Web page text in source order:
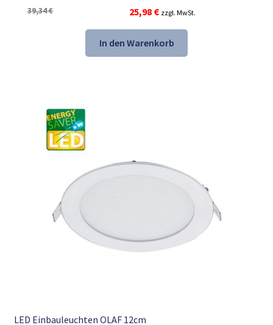
39,34€
Ursprünglicher
Preis
war:
39,34 €
25,98 €Aktueller
Preis
ist:
25,98 €.
zzgl. MwSt.
In den Warenkorb
LED Einbauleuchten OLAF 12cm